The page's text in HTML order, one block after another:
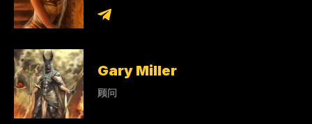
Gary Miller
顾问